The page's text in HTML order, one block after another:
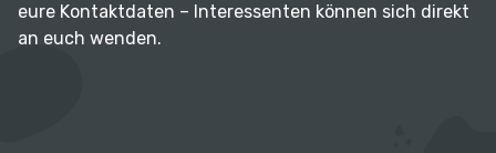
eure Kontaktdaten – Interessenten können sich direkt
an euch wenden.